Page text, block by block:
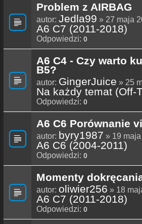
Problem z AIRBAG
autor: Jedla99 » 27 maja
A6 C7 (2011-2018)
Odpowiedzi: 0
A6 C4 - Czy warto
B5?
autor: GingerJuice » 25
Na każdy temat (Off-
Odpowiedzi: 0
A6 C6 Porównanie
autor: byry1987 » 19
A6 C6 (2004-2011)
Odpowiedzi: 0
Momenty
autor: oliwier256 » 18
A6 C7 (2011-2018)
Odpowiedzi: 0